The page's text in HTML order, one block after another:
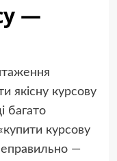
—
якісну курсову
багато
курсову
—